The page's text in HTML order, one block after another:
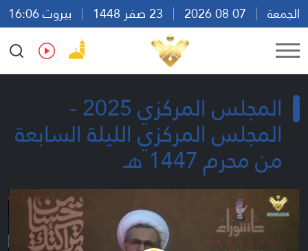
الجمعة
بيروت 16:06
Ar
En Fr Es
المجلس المركزي 2025 -
المجلس المركزي الليلة السابعة
من محرم 1447 هـ